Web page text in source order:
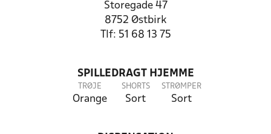
Storegade 47
8752 Østbirk
Tlf: 51 68 13 75
SPILLEDRAGT HJEMME
TRØJE
Orange
SHORTS
Sort
STRØMPER
Sort